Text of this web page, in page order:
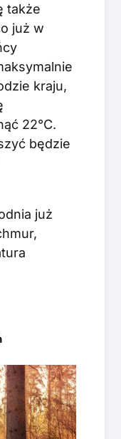
także
już w
kraju,
22°C.
będzie
już